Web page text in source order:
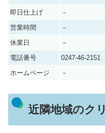
即日仕上げ
－
営業時間
－
休業日
－
電話番号
0247-46-2151
ホームページ
－
近隣地域のク